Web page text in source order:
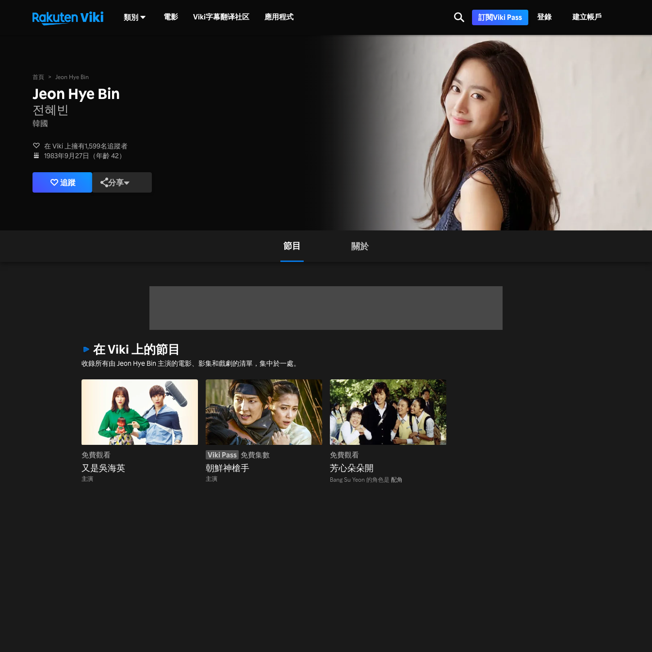
類別 電影 Viki字幕翻译社区 應用程式 訂閱Viki Pass 登錄 建立帳戶
首頁 > Jeon Hye Bin
Jeon Hye Bin
전혜빈
韓國
在 Viki 上擁有1,599名追蹤者
1983年9月27日（年齡 42）
追蹤 分享
節目 關於
在 Viki 上的節目
收錄所有由 Jeon Hye Bin 主演的電影、影集和戲劇的清單，集中於一處。
免費觀看
又是吳海英
主演
Viki Pass 免費集數
朝鮮神槍手
主演
免費觀看
芳心朵朵開
Bang Su Yeon 的角色是 配角